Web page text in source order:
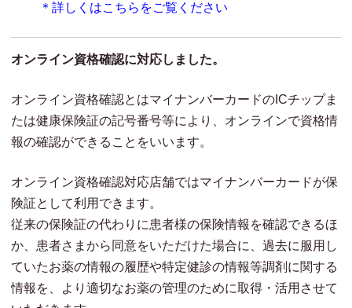
＊詳しくはこちらをご覧ください
オンライン資格確認に対応しました。
オンライン資格確認とはマイナンバーカードのICチップま
たは健康保険証の記号番号等により、オンラインで資格情
報の確認ができることをいいます。
オンライン資格確認対応店舗ではマイナンバーカードが保
険証として利用できます。
従来の保険証の代わりに患者様の保険情報を確認できるほ
か、患者さまから同意をいただけた場合に、過去に服用し
ていたお薬の情報の履歴や特定健診の情報等調剤に関する
情報を、より適切なお薬の管理のために取得・活用させて